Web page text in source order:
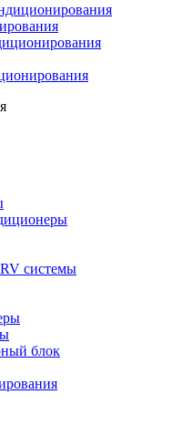
системы
блок